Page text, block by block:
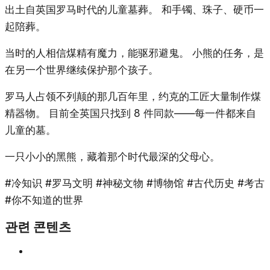
出土自英国罗马时代的儿童墓葬。 和手镯、珠子、硬币一
起陪葬。
当时的人相信煤精有魔力，能驱邪避鬼。 小熊的任务，是
在另一个世界继续保护那个孩子。
罗马人占领不列颠的那几百年里，约克的工匠大量制作煤
精器物。 目前全英国只找到 8 件同款——每一件都来自
儿童的墓。
一只小小的黑熊，藏着那个时代最深的父母心。
#冷知识 #罗马文明 #神秘文物 #博物馆 #古代历史 #考古
#你不知道的世界
관련 콘텐츠